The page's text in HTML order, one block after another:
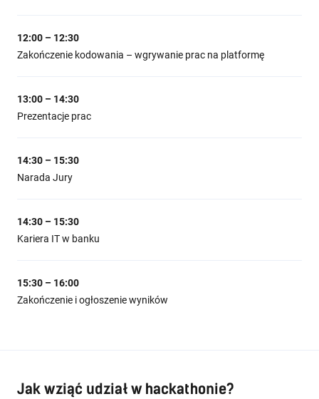
12:00 – 12:30
Zakończenie kodowania – wgrywanie prac na platformę
13:00 – 14:30
Prezentacje prac
14:30 – 15:30
Narada Jury
14:30 – 15:30
Kariera IT w banku
15:30 – 16:00
Zakończenie i ogłoszenie wyników
Jak wziąć udział w hackathonie?